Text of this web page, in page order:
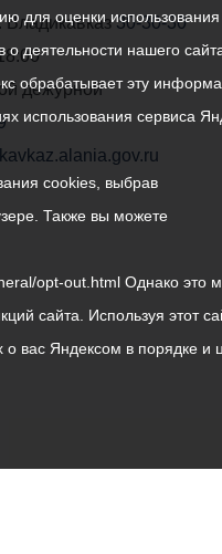
Владикавказ30-30-30
дежурной
для оценки
о деятельности нашего
обрабатывает эту
использования сервиса
cookies, выбрав
Также вы можете
opt-out.html Однако это
сайта. Используя этот
о вас Яндексом в порядке и